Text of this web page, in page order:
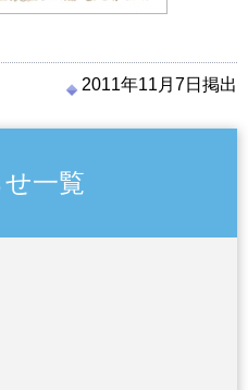
2011年11月7日掲出
一覧